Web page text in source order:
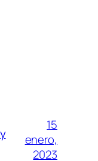
15
enero,
2023